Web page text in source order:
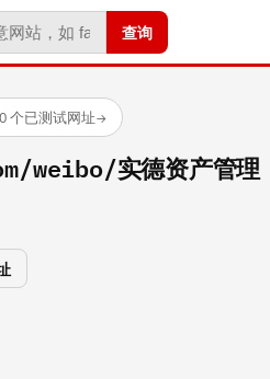
查询
个已测试网址→
实德资产管理